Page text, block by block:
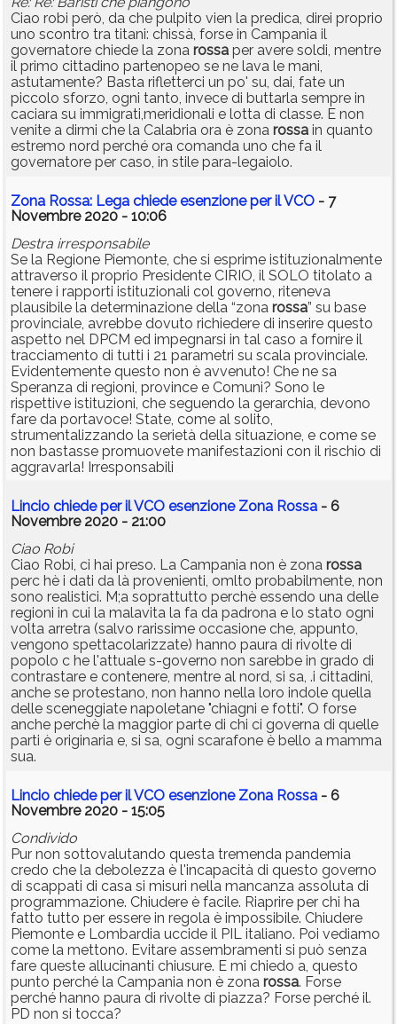
Ciao robi però, da che pulpito vien la predica, direi proprio
uno scontro tra titani: chissà, forse in Campania il
governatore chiede la zona rossa per avere soldi, mentre
il primo cittadino partenopeo se ne lava le mani,
astutamente? Basta rifletterci un po' su, dai, fate un
piccolo sforzo, ogni tanto, invece di buttarla sempre in
caciara su immigrati,meridionali e lotta di classe. E non
venite a dirmi che la Calabria ora è zona rossa in quanto
estremo nord perché ora comanda uno che fa il
governatore per caso, in stile para-legaiolo.
Zona Rossa: Lega chiede esenzione per il VCO - 7
Novembre 2020 - 10:06
Destra irresponsabile
Se la Regione Piemonte, che si esprime istituzionalmente
attraverso il proprio Presidente CIRIO, il SOLO titolato a
tenere i rapporti istituzionali col governo, riteneva
plausibile la determinazione della “zona rossa” su base
provinciale, avrebbe dovuto richiedere di inserire questo
aspetto nel DPCM ed impegnarsi in tal caso a fornire il
tracciamento di tutti i 21 parametri su scala provinciale.
Evidentemente questo non è avvenuto! Che ne sa
Speranza di regioni, province e Comuni? Sono le
rispettive istituzioni, che seguendo la gerarchia, devono
fare da portavoce! State, come al solito,
strumentalizzando la serietà della situazione, e come se
non bastasse promuovete manifestazioni con il rischio di
aggravarla! Irresponsabili
Lincio chiede per il VCO esenzione Zona Rossa - 6
Novembre 2020 - 21:00
Ciao Robi
Ciao Robi, ci hai preso. La Campania non è zona rossa
perc hè i dati da là provenienti, omlto probabilmente, non
sono realistici. M;a soprattutto perchè essendo una delle
regioni in cui la malavita la fa da padrona e lo stato ogni
volta arretra (salvo rarissime occasione che, appunto,
vengono spettacolarizzate) hanno paura di rivolte di
popolo c he l'attuale s-governo non sarebbe in grado di
contrastare e contenere, mentre al nord, si sa, .i cittadini,
anche se protestano, non hanno nella loro indole quella
delle sceneggiate napoletane "chiagni e fotti". O forse
anche perchè la maggior parte di chi ci governa di quelle
parti è originaria e, si sa, ogni scarafone è bello a mamma
sua.
Lincio chiede per il VCO esenzione Zona Rossa - 6
Novembre 2020 - 15:05
Condivido
Pur non sottovalutando questa tremenda pandemia
credo che la debolezza è l'incapacità di questo governo
di scappati di casa si misuri nella mancanza assoluta di
programmazione. Chiudere è facile. Riaprire per chi ha
fatto tutto per essere in regola è impossibile. Chiudere
Piemonte e Lombardia uccide il PIL italiano. Poi vediamo
come la mettono. Evitare assembramenti si può senza
fare queste allucinanti chiusure. E mi chiedo a, questo
punto perché la Campania non è zona rossa. Forse
perché hanno paura di rivolte di piazza? Forse perché il.
PD non si tocca?